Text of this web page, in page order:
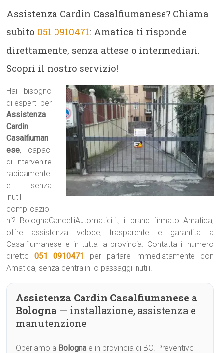
Assistenza Cardin Casalfiumanese? Chiama
subito 051 0910471: Amatica ti risponde
direttamente, senza attese o intermediari.
Scopri il nostro servizio!
Hai bisogno
di esperti per
Assistenza
Cardin
Casalfiuman
ese, capaci
di intervenire
rapidamente
e senza
inutili
complicazio
ni? BolognaCancelliAutomatici.it, il brand firmato Amatica,
offre assistenza veloce, trasparente e garantita a
Casalfiumanese e in tutta la provincia. Contatta il numero
diretto051 0910471
per parlare immediatamente con
Amatica, senza centralini o passaggi inutili.
Assistenza Cardin Casalfiumanese a
Bologna — installazione, assistenza e
manutenzione
Operiamo a Bologna e in provincia di BO. Preventivo